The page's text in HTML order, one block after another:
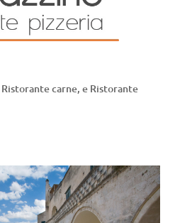
carne, e Ristorante